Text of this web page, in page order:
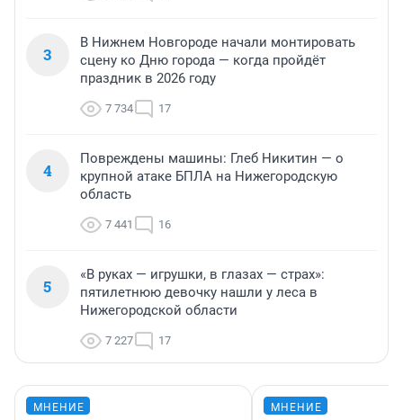
3
В Нижнем Новгороде начали монтировать
сцену ко Дню города — когда пройдёт
праздник в 2026 году
7 734 17
4
Повреждены машины: Глеб Никитин — о
крупной атаке БПЛА на Нижегородскую
область
7 441 16
5
«В руках — игрушки, в глазах — страх»:
пятилетнюю девочку нашли у леса в
Нижегородской области
7 227 17
МНЕНИЕ МНЕНИЕ